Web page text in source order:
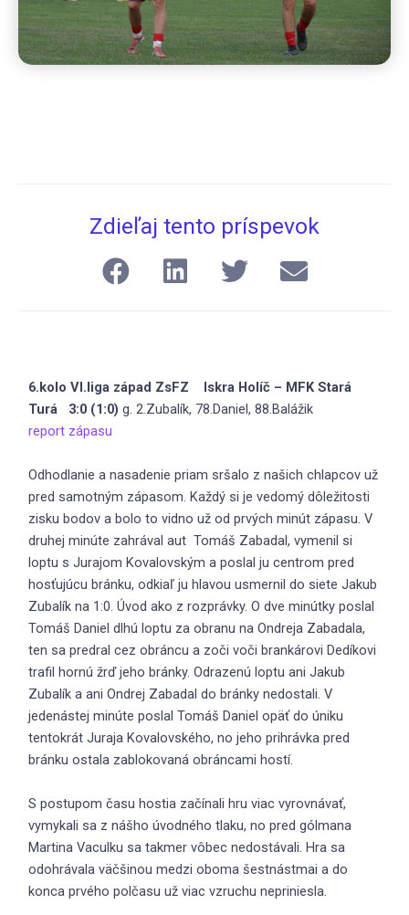
Zdieľaj tento príspevok
6.kolo VI.liga západ ZsFZ Iskra Holíč – MFK Stará
Turá 3:0 (1:0) g. 2.Zubalík, 78.Daniel, 88.Balážik
report zápasu
Odhodlanie a nasadenie priam sršalo z našich chlapcov už
pred samotným zápasom. Každý si je vedomý dôležitosti
zisku bodov a bolo to vidno už od prvých minút zápasu. V
druhej minúte zahrával aut Tomáš Zabadal, vymenil si
loptu s Jurajom Kovalovským a poslal ju centrom pred
hosťujúcu bránku, odkiaľ ju hlavou usmernil do siete Jakub
Zubalík na 1:0. Úvod ako z rozprávky. O dve minútky poslal
Tomáš Daniel dlhú loptu za obranu na Ondreja Zabadala,
ten sa predral cez obráncu a zoči voči brankárovi Dedíkovi
trafil hornú žrď jeho bránky. Odrazenú loptu ani Jakub
Zubalík a ani Ondrej Zabadal do bránky nedostali. V
jedenástej minúte poslal Tomáš Daniel opäť do úniku
tentokrát Juraja Kovalovského, no jeho prihrávka pred
bránku ostala zablokovaná obráncami hostí.
S postupom času hostia začínali hru viac vyrovnávať,
vymykali sa z nášho úvodného tlaku, no pred gólmana
Martina Vaculku sa takmer vôbec nedostávali. Hra sa
odohrávala väčšinou medzi oboma šestnástmai a do
konca prvého polčasu už viac vzruchu nepriniesla.